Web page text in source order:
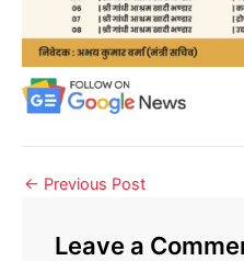
← Previous Post
Leave a